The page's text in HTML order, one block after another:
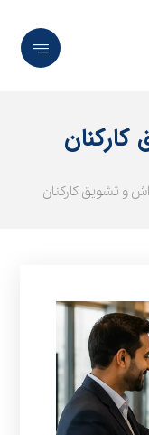
و تشویق کارکنان